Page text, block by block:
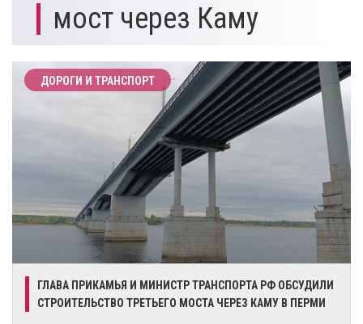
мост через Каму
ДОРОГИ И ТРАНСПОРТ
ГЛАВА ПРИКАМЬЯ И МИНИСТР ТРАНСПОРТА РФ ОБСУДИЛИ
СТРОИТЕЛЬСТВО ТРЕТЬЕГО МОСТА ЧЕРЕЗ КАМУ В ПЕРМИ